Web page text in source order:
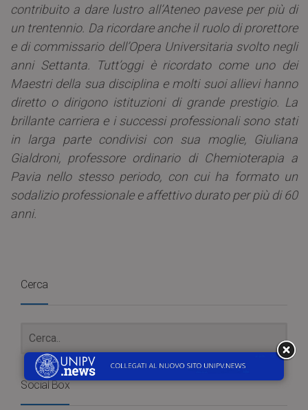
contribuito a dare lustro all’Ateneo pavese per più di
un trentennio. Da ricordare anche il ruolo di prorettore
e di commissario dell’Opera Universitaria svolto negli
anni Settanta. Tutt’oggi è ricordato come uno dei
Maestri della sua disciplina e molti suoi allievi hanno
diretto o dirigono istituzioni di grande prestigio. La
brillante carriera e i successi professionali sono stati
in larga parte condivisi con sua moglie, Giuliana
Gialdroni, professore ordinario di Chemioterapia a
Pavia nello stesso periodo, con cui ha formato un
sodalizio professionale e affettivo durato per più di 60
anni.
Cerca
Social Box